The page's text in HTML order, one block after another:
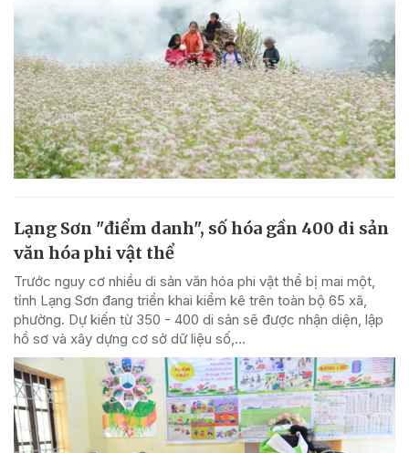
Lạng Sơn "điểm danh", số hóa gần 400 di sản
văn hóa phi vật thể
Trước nguy cơ nhiều di sản văn hóa phi vật thể bị mai một,
tỉnh Lạng Sơn đang triển khai kiểm kê trên toàn bộ 65 xã,
phường. Dự kiến từ 350 - 400 di sản sẽ được nhận diện, lập
hồ sơ và xây dựng cơ sở dữ liệu số,...